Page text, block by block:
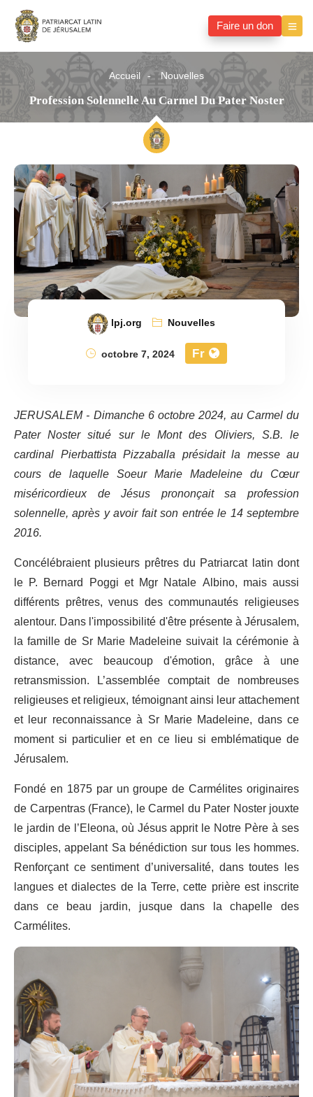
Faire un don
Accueil Nouvelles
Profession Solennelle Au Carmel Du Pater Noster
lpj.org
Nouvelles
octobre 7, 2024
Fr
JERUSALEM - Dimanche 6 octobre 2024, au Carmel du
Pater Noster situé sur le Mont des Oliviers, S.B. le
cardinal Pierbattista Pizzaballa présidait la messe au
cours de laquelle Soeur Marie Madeleine du Cœur
miséricordieux de Jésus prononçait sa profession
solennelle, après y avoir fait son entrée le 14 septembre
2016.
Concélébraient plusieurs prêtres du Patriarcat latin dont
le P. Bernard Poggi et Mgr Natale Albino, mais aussi
différents prêtres, venus des communautés religieuses
alentour. Dans l'impossibilité d'être présente à Jérusalem,
la famille de Sr Marie Madeleine suivait la cérémonie à
distance, avec beaucoup d'émotion, grâce à une
retransmission. L’assemblée comptait de nombreuses
religieuses et religieux, témoignant ainsi leur attachement
et leur reconnaissance à Sr Marie Madeleine, dans ce
moment si particulier et en ce lieu si emblématique de
Jérusalem.
Fondé en 1875 par un groupe de Carmélites originaires
de Carpentras (France), le Carmel du Pater Noster jouxte
le jardin de l’Eleona, où Jésus apprit le Notre Père à ses
disciples, appelant Sa bénédiction sur tous les hommes.
Renforçant ce sentiment d’universalité, dans toutes les
langues et dialectes de la Terre, cette prière est inscrite
dans ce beau jardin, jusque dans la chapelle des
Carmélites.